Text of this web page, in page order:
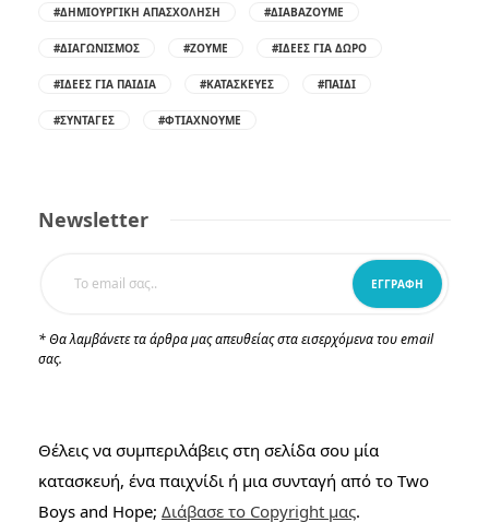
#ΔΗΜΙΟΥΡΓΙΚΉ ΑΠΑΣΧΌΛΗΣΗ #ΔΙΑΒΆΖΟΥΜΕ
#ΔΙΑΓΩΝΙΣΜΌΣ #ΖΟΎΜΕ #ΙΔΈΕΣ ΓΙΑ ΔΏΡΟ
#ΙΔΈΕΣ ΓΙΑ ΠΑΙΔΙΆ #ΚΑΤΑΣΚΕΥΈΣ #ΠΑΙΔΊ
#ΣΥΝΤΑΓΈΣ #ΦΤΙΆΧΝΟΥΜΕ
Newsletter
* Θα λαμβάνετε τα άρθρα μας απευθείας στα εισερχόμενα του email
σας.
Θέλεις να συμπεριλάβεις στη σελίδα σου μία
κατασκευή, ένα παιχνίδι ή μια συνταγή από το Two
Boys and Hope; Διάβασε το Copyright μας.